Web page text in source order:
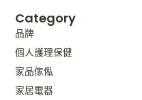
Category
品牌
個人護理保健
家品傢俬
家居電器